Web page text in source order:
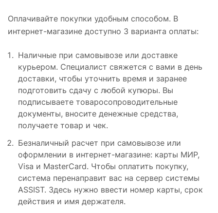
Оплачивайте покупки удобным способом. В
интернет-магазине доступно 3 варианта оплаты:
Наличные при самовывозе или доставке
курьером. Специалист свяжется с вами в день
доставки, чтобы уточнить время и заранее
подготовить сдачу с любой купюры. Вы
подписываете товаросопроводительные
документы, вносите денежные средства,
получаете товар и чек.
Безналичный расчет при самовывозе или
оформлении в интернет-магазине: карты МИР,
Visa и MasterCard. Чтобы оплатить покупку,
система перенаправит вас на сервер системы
ASSIST. Здесь нужно ввести номер карты, срок
действия и имя держателя.